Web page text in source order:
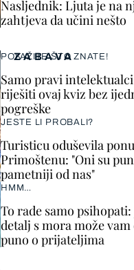
ZABAVA
POKAŽITE ŠTO ZNATE!
Samo pravi
riješiti ovaj kviz bez
pogreške
JESTE LI PROBALI?
Turisticu oduševila
Primoštenu: "Oni su
pametniji od nas"
HMM…
To rade samo psihopati:
detalj s mora može
puno o prijateljima
Nasljednik: Ljuta je na
zahtjeva da učini nešto